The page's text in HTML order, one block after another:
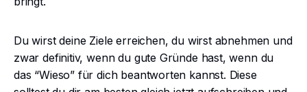
Du wirst deine Ziele erreichen, du wirst abnehmen und
zwar definitiv, wenn du gute Gründe hast, wenn du
das “Wieso” für dich beantworten kannst. Diese